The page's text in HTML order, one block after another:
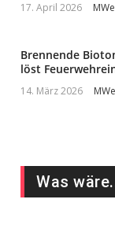
17. April 2026 MWe
Brennende
löst
14. März 2026 MWe
Was